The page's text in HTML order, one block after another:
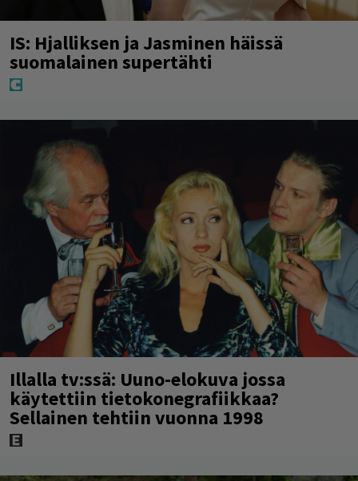
IS: Hjalliksen ja Jasminen häissä
suomalainen supertähti
Illalla tv:ssä: Uuno-elokuva jossa
käytettiin tietokonegrafiikkaa?
Sellainen tehtiin vuonna 1998